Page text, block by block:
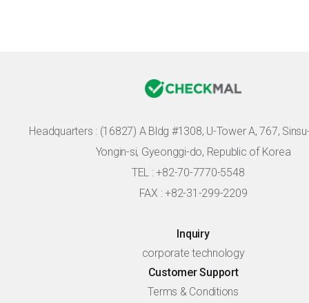
Headquarters : (16827) A Bldg #1308, U-Tower A, 767,
Yongin-si, Gyeonggi-do, Republic of Korea
TEL : +82-70-7770-5548
FAX : +82-31-299-2209
Inquiry
corporate technology
Customer Support
Terms & Conditions